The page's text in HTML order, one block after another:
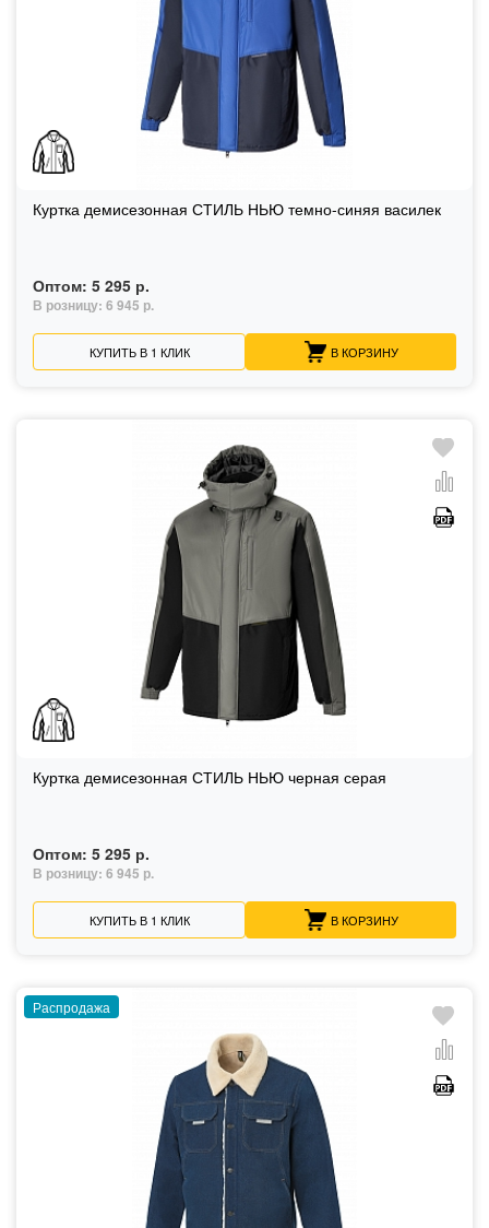
Куртка демисезонная СТИЛЬ НЬЮ темно-синяя василек
Оптом: 5 295 р.
В розницу: 6 945 р.
КУПИТЬ В 1 КЛИК В КОРЗИНУ
Куртка демисезонная СТИЛЬ НЬЮ черная серая
Оптом: 5 295 р.
В розницу: 6 945 р.
КУПИТЬ В 1 КЛИК В КОРЗИНУ
Распродажа